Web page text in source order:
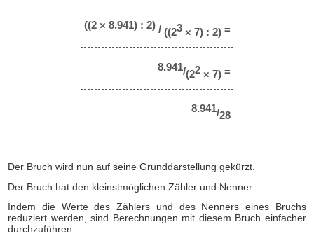
((2 × 8.941) : 2)/ ((23× 7) : 2)=
8.941/(22× 7)=
8.941/28
Der Bruch wird nun auf seine Grunddarstellung gekürzt.
Der Bruch hat den kleinstmöglichen Zähler und Nenner.
Indem die Werte des Zählers und des Nenners eines Bruchs
reduziert werden, sind Berechnungen mit diesem Bruch einfacher
durchzuführen.